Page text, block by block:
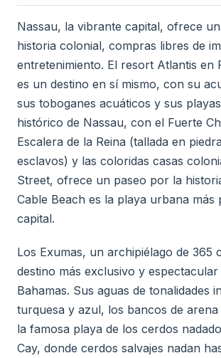
Nassau, la vibrante capital, ofrece
historia colonial, compras libres de
entretenimiento. El resort Atlantis en
es un destino en sí mismo, con su
sus toboganes acuáticos y sus
histórico de Nassau, con el Fuerte
Escalera de la Reina (tallada en
esclavos) y las coloridas casas
Street, ofrece un paseo por la
Cable Beach es la playa urbana más
capital.
Los Exumas, un archipiélago de 365
destino más exclusivo y espectacular
Bahamas. Sus aguas de tonalidades
turquesa y azul, los bancos de
la famosa playa de los cerdos
Cay, donde cerdos salvajes nadan